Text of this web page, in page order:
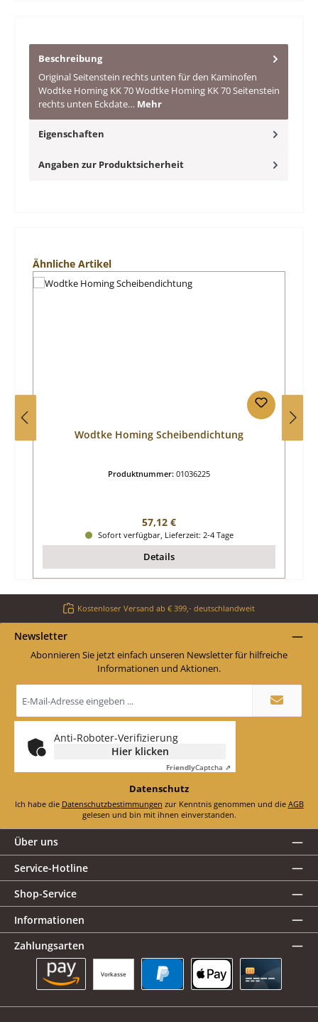
Beschreibung
Original Seitenstein rechts unten für den Kaminofen
Wodtke Homing KK 70 Wodtke Homing KK 70 Seitenstein
rechts unten Eckdate… Mehr
Eigenschaften
Angaben zur Produktsicherheit
Produktgalerie überspringen
Ähnliche Artikel
Wodtke Homing Scheibendichtung
Produktnummer: 01036225
Regulärer Preis:
57,12 €
Sofort verfügbar, Lieferzeit: 2-4 Tage
Details
Kostenloser Versand ab € 399,- deutschlandweit
Newsletter
Abonnieren Sie jetzt einfach unseren Newsletter für hilfreiche
Informationen und Aktionen.
Mail-
Adresse
*
Anti-Roboter-Verifizierung
Hier klicken
FriendlyCaptcha ⇗
Datenschutz
Ich habe die Datenschutzbestimmungen zur Kenntnis genommen und die AGB
gelesen und bin mit ihnen einverstanden.
Über uns
Service-Hotline
Shop-Service
Informationen
Zahlungsarten
Vorkasse